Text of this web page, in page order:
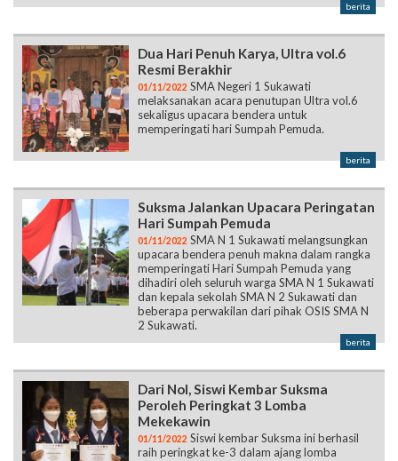
berita
Dua Hari Penuh Karya, Ultra vol.6
Resmi Berakhir
01/11/2022 SMA Negeri 1 Sukawati
melaksanakan acara penutupan Ultra vol.6
sekaligus upacara bendera untuk
memperingati hari Sumpah Pemuda.
berita
Suksma Jalankan Upacara Peringatan
Hari Sumpah Pemuda
01/11/2022 SMA N 1 Sukawati melangsungkan
upacara bendera penuh makna dalam rangka
memperingati Hari Sumpah Pemuda yang
dihadiri oleh seluruh warga SMA N 1 Sukawati
dan kepala sekolah SMA N 2 Sukawati dan
beberapa perwakilan dari pihak OSIS SMA N
2 Sukawati.
berita
Dari Nol, Siswi Kembar Suksma
Peroleh Peringkat 3 Lomba
Mekekawin
01/11/2022 Siswi kembar Suksma ini berhasil
raih peringkat ke-3 dalam ajang lomba